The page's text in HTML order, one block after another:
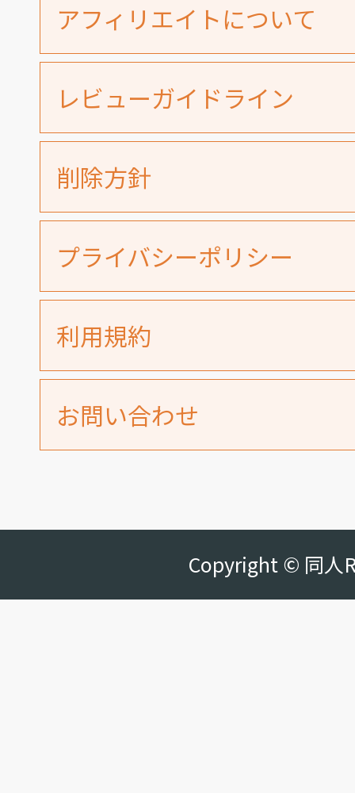
アフィリエイトについて
レビューガイドライン
削除方針
プライバシーポリシー
利用規約
お問い合わせ
Copyright © 同人